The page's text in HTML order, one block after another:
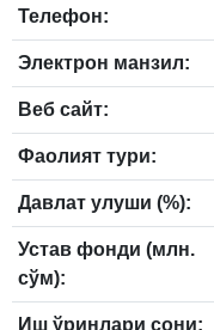
Телефон:
Электрон манзил:
Веб сайт:
Фаолият тури:
Давлат улуши (%):
Устав фонди (млн.
сўм):
Иш ўринлари сони: